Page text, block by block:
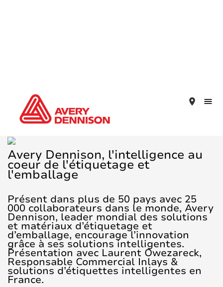
place
Avery Dennison, l'intelligence au
coeur de l'étiquetage et
l'emballage
Présent dans plus de 50 pays avec 25
000 collaborateurs dans le monde, Avery
Dennison, leader mondial des solutions
et matériaux d’étiquetage et
d’emballage, encourage l’innovation
grâce à ses solutions intelligentes.
Présentation avec Laurent Owezareck,
Responsable Commercial Inlays &
solutions d’étiquettes intelligentes en
France.